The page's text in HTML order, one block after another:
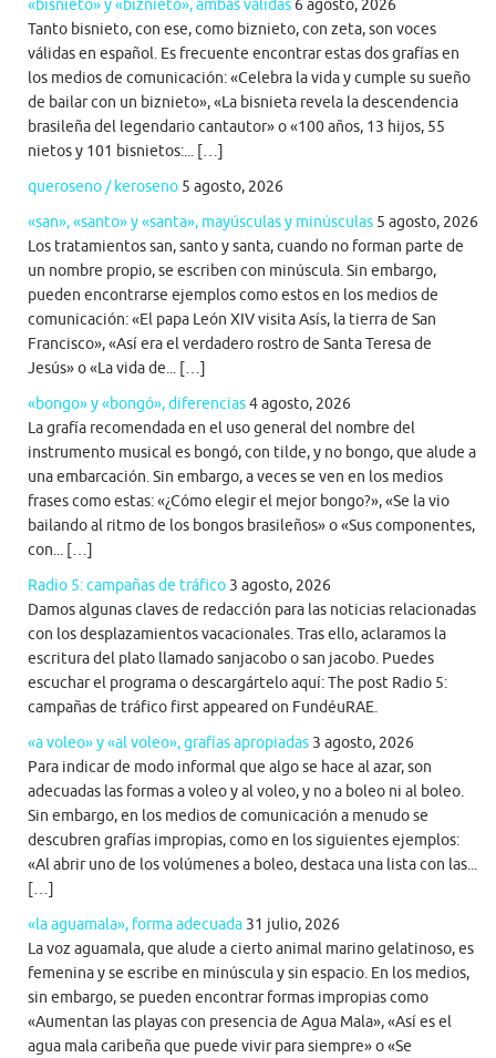
«bisnieto» y «biznieto», ambas válidas 6 agosto, 2026
Tanto bisnieto, con ese, como biznieto, con zeta, son voces
válidas en español. Es frecuente encontrar estas dos grafías en
los medios de comunicación: «Celebra la vida y cumple su sueño
de bailar con un biznieto», «La bisnieta revela la descendencia
brasileña del legendario cantautor» o «100 años, 13 hijos, 55
nietos y 101 bisnietos:... […]
queroseno / keroseno 5 agosto, 2026
«san», «santo» y «santa», mayúsculas y minúsculas 5 agosto, 2026
Los tratamientos san, santo y santa, cuando no forman parte de
un nombre propio, se escriben con minúscula. Sin embargo,
pueden encontrarse ejemplos como estos en los medios de
comunicación: «El papa León XIV visita Asís, la tierra de San
Francisco», «Así era el verdadero rostro de Santa Teresa de
Jesús» o «La vida de... […]
«bongo» y «bongó», diferencias4 agosto, 2026
La grafía recomendada en el uso general del nombre del
instrumento musical es bongó, con tilde, y no bongo, que alude a
una embarcación. Sin embargo, a veces se ven en los medios
frases como estas: «¿Cómo elegir el mejor bongo?», «Se la vio
bailando al ritmo de los bongos brasileños» o «Sus componentes,
con... […]
Radio 5: campañas de tráfico 3 agosto, 2026
Damos algunas claves de redacción para las noticias relacionadas
con los desplazamientos vacacionales. Tras ello, aclaramos la
escritura del plato llamado sanjacobo o san jacobo. Puedes
escuchar el programa o descargártelo aquí: The post Radio 5:
campañas de tráfico first appeared on FundéuRAE.
«a voleo» y «al voleo», grafías apropiadas 3 agosto, 2026
Para indicar de modo informal que algo se hace al azar, son
adecuadas las formas a voleo y al voleo, y no a boleo ni al boleo.
Sin embargo, en los medios de comunicación a menudo se
descubren grafías impropias, como en los siguientes ejemplos:
«Al abrir uno de los volúmenes a boleo, destaca una lista con las...
[…]
«la aguamala», forma adecuada 31 julio, 2026
La voz aguamala, que alude a cierto animal marino gelatinoso, es
femenina y se escribe en minúscula y sin espacio. En los medios,
sin embargo, se pueden encontrar formas impropias como
«Aumentan las playas con presencia de Agua Mala», «Así es el
agua mala caribeña que puede vivir para siempre» o «Se